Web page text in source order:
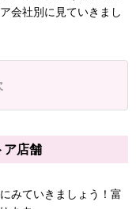
会社別に見ていきまし
ア店舗
みていきましょう！富